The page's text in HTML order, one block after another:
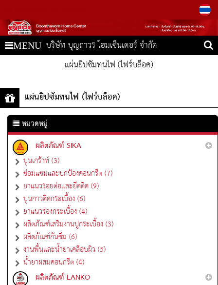
MENU บริษัท บุญถาวร โฮมเซ็นเตอร์ จำกัด
แผ่นยิปซัมทนไฟ (ไฟร์บล็อค)
แผ่นยิปซัมทนไฟ (ไฟร์บล็อค)
หมวดหมู่
ผลิตภัณฑ์ SIKA
ปูนเกร้าท์ (3)
ซ่อมแซมและปกป้องคอนกรีต (7)
ยาแนวรอยต่อและยึดติด (9)
ปูนกาวติดกระเบื้อง (6)
ยาแนวร่องกระเบื้อง (4)
ผลิตภัณฑ์เสริมงานปูกระเบื้อง (3)
ผลิตภัณฑ์กันซึม (6)
งานพื้นและน้ำยาเคลือบผิว (5)
น้ำยาผสมคอนกรีต (4)
ผลิตภัณฑ์ LANKO